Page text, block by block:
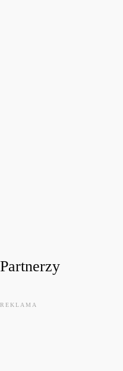
Partnerzy